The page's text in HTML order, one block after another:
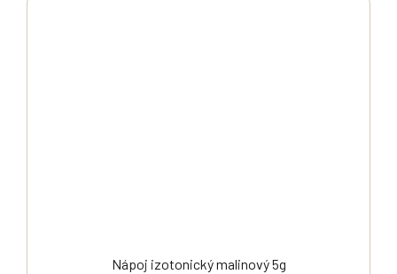
Nápoj izotonický malinový 5g